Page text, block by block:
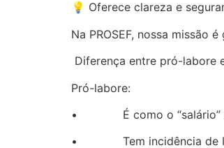
💡 Oferece clareza e
Na PROSEF, nossa missão
Diferença entre pró-labore
Pró-labore:
• É como o “salário”
• Tem incidência de